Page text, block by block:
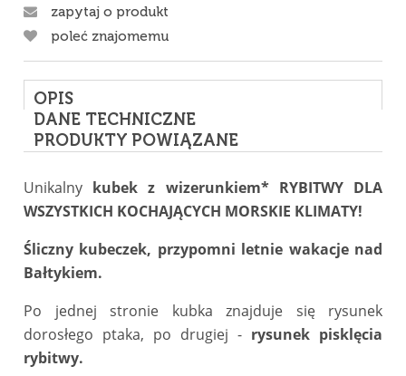
zapytaj o produkt
poleć znajomemu
OPIS
DANE TECHNICZNE
PRODUKTY POWIĄZANE
Unikalny kubek z wizerunkiem* RYBITWY DLA
WSZYSTKICH KOCHAJĄCYCH MORSKIE KLIMATY!
Śliczny kubeczek, przypomni letnie wakacje nad
Bałtykiem.
Po jednej stronie kubka znajduje się rysunek
dorosłego ptaka, po drugiej - rysunek pisklęcia
rybitwy.